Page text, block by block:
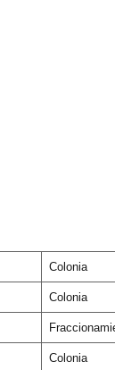
Colonia
Colonia
Colonia